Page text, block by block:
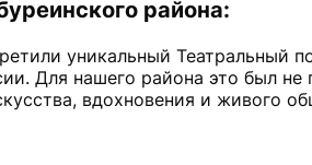
района:
уникальный Театральный
Для нашего района это был не
вдохновения и живого